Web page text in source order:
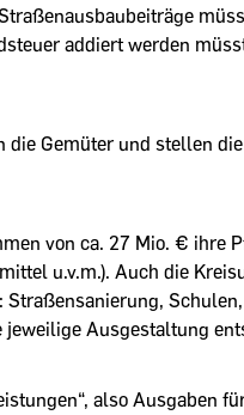
addiert werden
Gemüter und stellen
von ca. 27 Mio. € ihre
u.v.m.). Auch die
jeweilige Ausgestaltung
also Ausgaben